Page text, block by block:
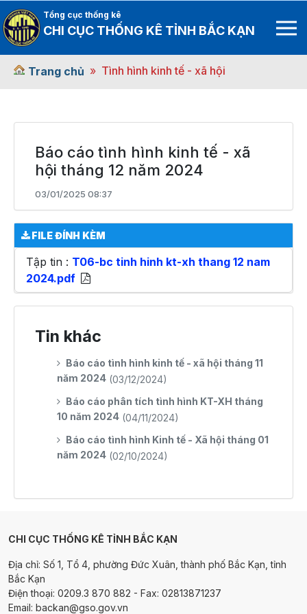
Tổng cục thống kê
CHI CỤC THỐNG KÊ TỈNH BẮC KẠN
Trang chủ Tình hình kinh tế - xã hội
Báo cáo tình hình kinh tế - xã
hội tháng 12 năm 2024
03/01/2025 08:37
FILE ĐÍNH KÈM
Tập tin : T06-bc tinh hinh kt-xh thang 12 nam
2024.pdf
Tin khác
Báo cáo tình hình kinh tế - xã hội tháng 11
năm 2024 (03/12/2024)
Báo cáo phân tích tình hình KT-XH tháng
10 năm 2024 (04/11/2024)
Báo cáo tình hình Kinh tế - Xã hội tháng 01
năm 2024 (02/10/2024)
CHI CỤC THỐNG KÊ TỈNH BẮC KẠN
Địa chỉ: Số 1, Tổ 4, phường Đức Xuân, thành phố Bắc Kạn, tỉnh
Bắc Kạn
Điện thoại: 0209.3 870 882 - Fax: 02813871237
Email: backan@gso.gov.vn